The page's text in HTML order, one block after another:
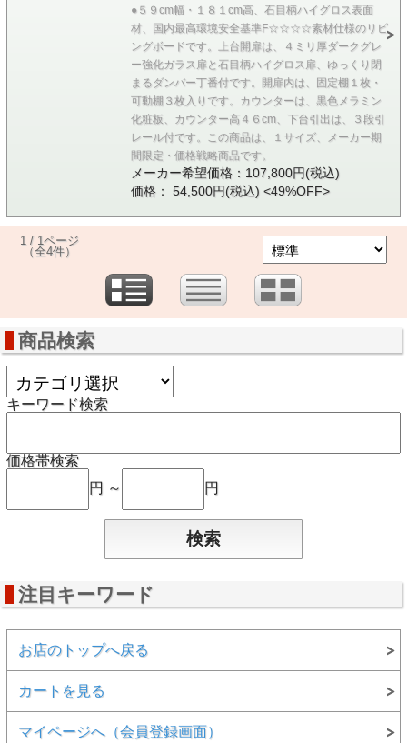
●５９cm幅・１８１cm高、石目柄ハイグロス表面
材、国内最高環境安全基準F☆☆☆☆素材仕様のリビ
ングボードです。上台開扉は、４ミリ厚ダークグレ
ー強化ガラス扉と石目柄ハイグロス扉、ゆっくり閉
まるダンバー丁番付です。開扉内は、固定棚１枚・
可動棚３枚入りです。カウンターは、黒色メラミン
化粧板、カウンター高４６cm、下台引出は、３段引
レール付です。この商品は、１サイズ、メーカー期
間限定・価格戦略商品です。
メーカー希望価格：107,800円(税込)
価格： 54,500円(税込) <49%OFF>
1 / 1ページ
（全4件）
商品検索
キーワード検索
価格帯検索
円 ～
円
注目キーワード
お店のトップへ戻る
カートを見る
マイページへ（会員登録画面）